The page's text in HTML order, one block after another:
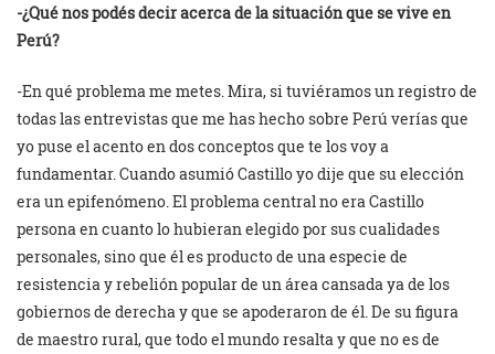
-¿Qué nos podés decir acerca de la situación que se vive en
Perú?
-En qué problema me metes. Mira, si tuviéramos un registro de
todas las entrevistas que me has hecho sobre Perú verías que
yo puse el acento en dos conceptos que te los voy a
fundamentar. Cuando asumió Castillo yo dije que su elección
era un epifenómeno. El problema central no era Castillo
persona en cuanto lo hubieran elegido por sus cualidades
personales, sino que él es producto de una especie de
resistencia y rebelión popular de un área cansada ya de los
gobiernos de derecha y que se apoderaron de él. De su figura
de maestro rural, que todo el mundo resalta y que no es de